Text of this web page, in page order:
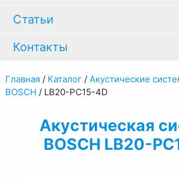
Статьи
Контакты
Главная/ Каталог/ Акустические
BOSCH / LB20-PC15-4D
Акустическая
BOSCH LB20-